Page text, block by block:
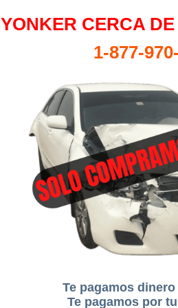
YONKER CERCA
1-877-
Te pagamos
Te pagamos por